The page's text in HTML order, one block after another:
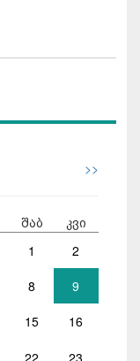
>>
შაბ კვი
1 2
8 9
15 16
22 23